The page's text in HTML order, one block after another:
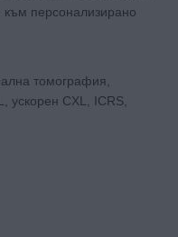
към персонализирано
томография,
ускорен CXL, ICRS,